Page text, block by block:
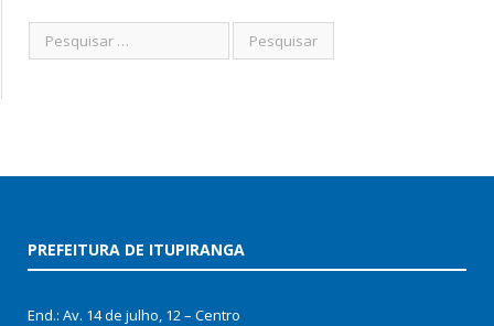
PREFEITURA DE ITUPIRANGA
End.: Av. 14 de julho, 12 – Centro